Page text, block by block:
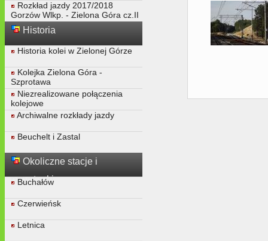
Rozkład jazdy 2017/2018
Gorzów Wlkp. - Zielona Góra cz.II
Historia
Historia kolei w Zielonej Górze
Kolejka Zielona Góra -
Szprotawa
Niezrealizowane połączenia
kolejowe
Archiwalne rozkłady jazdy
Beuchelt i Zastal
Okoliczne stacje i
przystanki
Buchałów
Czerwieńsk
Letnica